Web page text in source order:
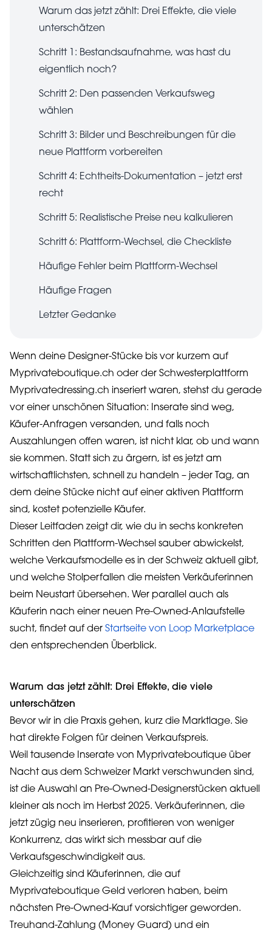
Warum das jetzt zählt: Drei Effekte, die viele
unterschätzen
Schritt 1: Bestandsaufnahme, was hast du
eigentlich noch?
Schritt 2: Den passenden Verkaufsweg
wählen
Schritt 3: Bilder und Beschreibungen für die
neue Plattform vorbereiten
Schritt 4: Echtheits-Dokumentation – jetzt erst
recht
Schritt 5: Realistische Preise neu kalkulieren
Schritt 6: Plattform-Wechsel, die Checkliste
Häufige Fehler beim Plattform-Wechsel
Häufige Fragen
Letzter Gedanke
Wenn deine Designer-Stücke bis vor kurzem auf
Myprivateboutique.ch oder der Schwesterplattform
Myprivatedressing.ch inseriert waren, stehst du gerade
vor einer unschönen Situation: Inserate sind weg,
Käufer-Anfragen versanden, und falls noch
Auszahlungen offen waren, ist nicht klar, ob und wann
sie kommen. Statt sich zu ärgern, ist es jetzt am
wirtschaftlichsten, schnell zu handeln – jeder Tag, an
dem deine Stücke nicht auf einer aktiven Plattform
sind, kostet potenzielle Käufer.
Dieser Leitfaden zeigt dir, wie du in sechs konkreten
Schritten den Plattform-Wechsel sauber abwickelst,
welche Verkaufsmodelle es in der Schweiz aktuell gibt,
und welche Stolperfallen die meisten Verkäuferinnen
beim Neustart übersehen. Wer parallel auch als
Käuferin nach einer neuen Pre-Owned-Anlaufstelle
sucht, findet auf der Startseite von Loop Marketplace
den entsprechenden Überblick.
Warum das jetzt zählt: Drei Effekte, die viele
unterschätzen
Bevor wir in die Praxis gehen, kurz die Marktlage. Sie
hat direkte Folgen für deinen Verkaufspreis.
Weil tausende Inserate von Myprivateboutique über
Nacht aus dem Schweizer Markt verschwunden sind,
ist die Auswahl an Pre-Owned-Designerstücken aktuell
kleiner als noch im Herbst 2025. Verkäuferinnen, die
jetzt zügig neu inserieren, profitieren von weniger
Konkurrenz, das wirkt sich messbar auf die
Verkaufsgeschwindigkeit aus.
Gleichzeitig sind Käuferinnen, die auf
Myprivateboutique Geld verloren haben, beim
nächsten Pre-Owned-Kauf vorsichtiger geworden.
Treuhand-Zahlung (Money Guard) und ein